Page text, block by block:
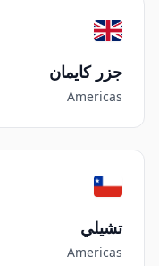
جزر كايمان
Americas
تشيلي
Americas